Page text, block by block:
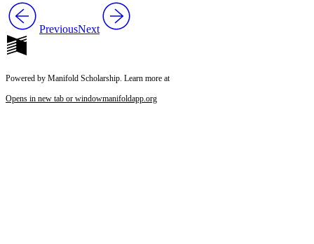
PreviousNext
Powered by Manifold Scholarship. Learn more at
Opens in new tab or windowmanifoldapp.org